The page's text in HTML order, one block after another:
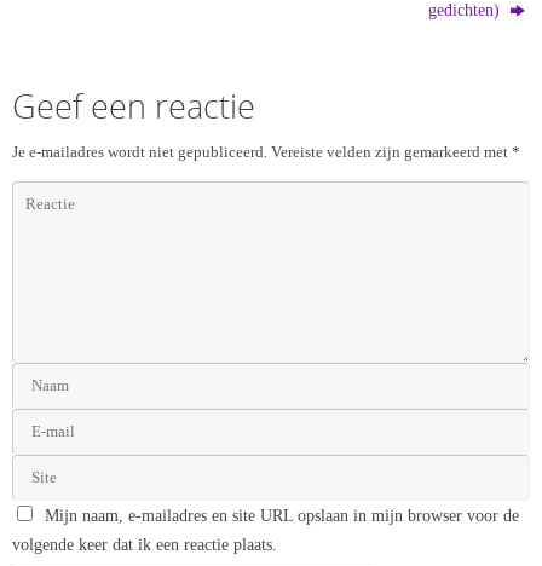
gedichten)
Geef een reactie
Je e-mailadres wordt niet gepubliceerd. Vereiste velden zijn gemarkeerd met *
Mijn naam, e-mailadres en site URL opslaan in mijn browser voor de
volgende keer dat ik een reactie plaats.